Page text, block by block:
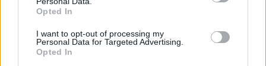
Opted In
I want to opt-out of processing my
Personal Data for Targeted Advertising.
Opted In
direttore della Cappella Sansevero a Napoli, dopo
quasi 11 anni di carriera alla guida del noto
museo, custode del celeberrimo Cristo Velato.